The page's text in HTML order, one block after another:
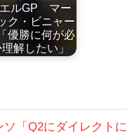
ルGP マー
ク・ビニャー
優勝に何が必
解したい」
Q2にダイレクトに